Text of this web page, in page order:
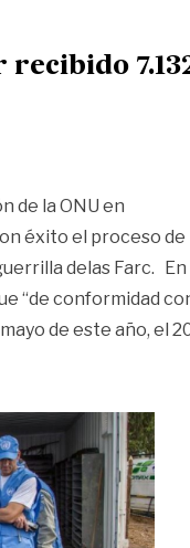
de la ONU en
éxito el proceso de
delas Farc. En
“de conformidad
de este año, el